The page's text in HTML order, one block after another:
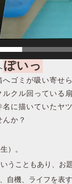
ぽいっ
ゴミが吸い寄せ
ルクル回っている
に描いていたヤツ
か？
）。
うこともあり、お
自機、ライフを表